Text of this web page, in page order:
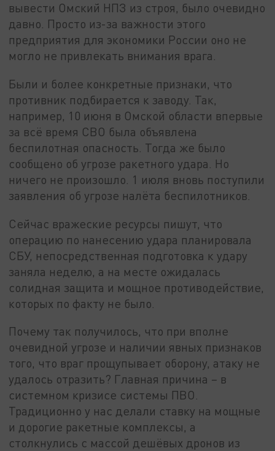
вывести Омский НПЗ из строя, было очевидно
давно. Просто из-за важности этого
предприятия для экономики России оно не
могло не привлекать внимания врага.
Были и более конкретные признаки, что
противник подбирается к заводу. Так,
например, 10 июня в Омской области впервые
за всё время СВО была объявлена
беспилотная опасность. Тогда же было
сообщено об угрозе ракетного удара. Но
ничего не произошло. 1 июля вновь поступили
заявления об угрозе налёта беспилотников.
Сейчас вражеские ресурсы пишут, что
операцию по нанесению удара планировала
СБУ, непосредственная подготовка к удару
заняла неделю, а на месте ожидалась
солидная защита и мощное противодействие,
которых по факту не было.
Почему так получилось, что при вполне
очевидной угрозе и наличии явных признаков
того, что враг прощупывает оборону, атаку не
удалось отразить? Главная причина – в
системном кризисе системы ПВО.
Традиционно у нас делали ставку на мощные
и дорогие ракетные комплексы, а
столкнулись с массой дешёвых дронов из